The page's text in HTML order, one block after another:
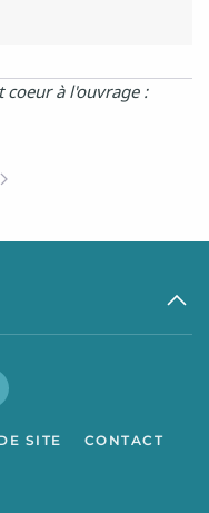
coeur à l'ouvrage :
SITE CONTACT